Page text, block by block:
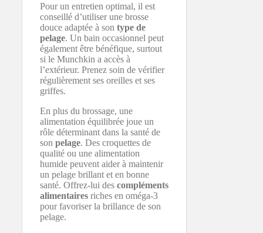
Pour un entretien optimal, il est
conseillé d’utiliser une brosse
douce adaptée à son type de
pelage. Un bain occasionnel peut
également être bénéfique, surtout
si le Munchkin a accès à
l’extérieur. Prenez soin de vérifier
régulièrement ses oreilles et ses
griffes.
En plus du brossage, une
alimentation équilibrée joue un
rôle déterminant dans la santé de
son pelage. Des croquettes de
qualité ou une alimentation
humide peuvent aider à maintenir
un pelage brillant et en bonne
santé. Offrez-lui des compléments
alimentaires riches en oméga-3
pour favoriser la brillance de son
pelage.